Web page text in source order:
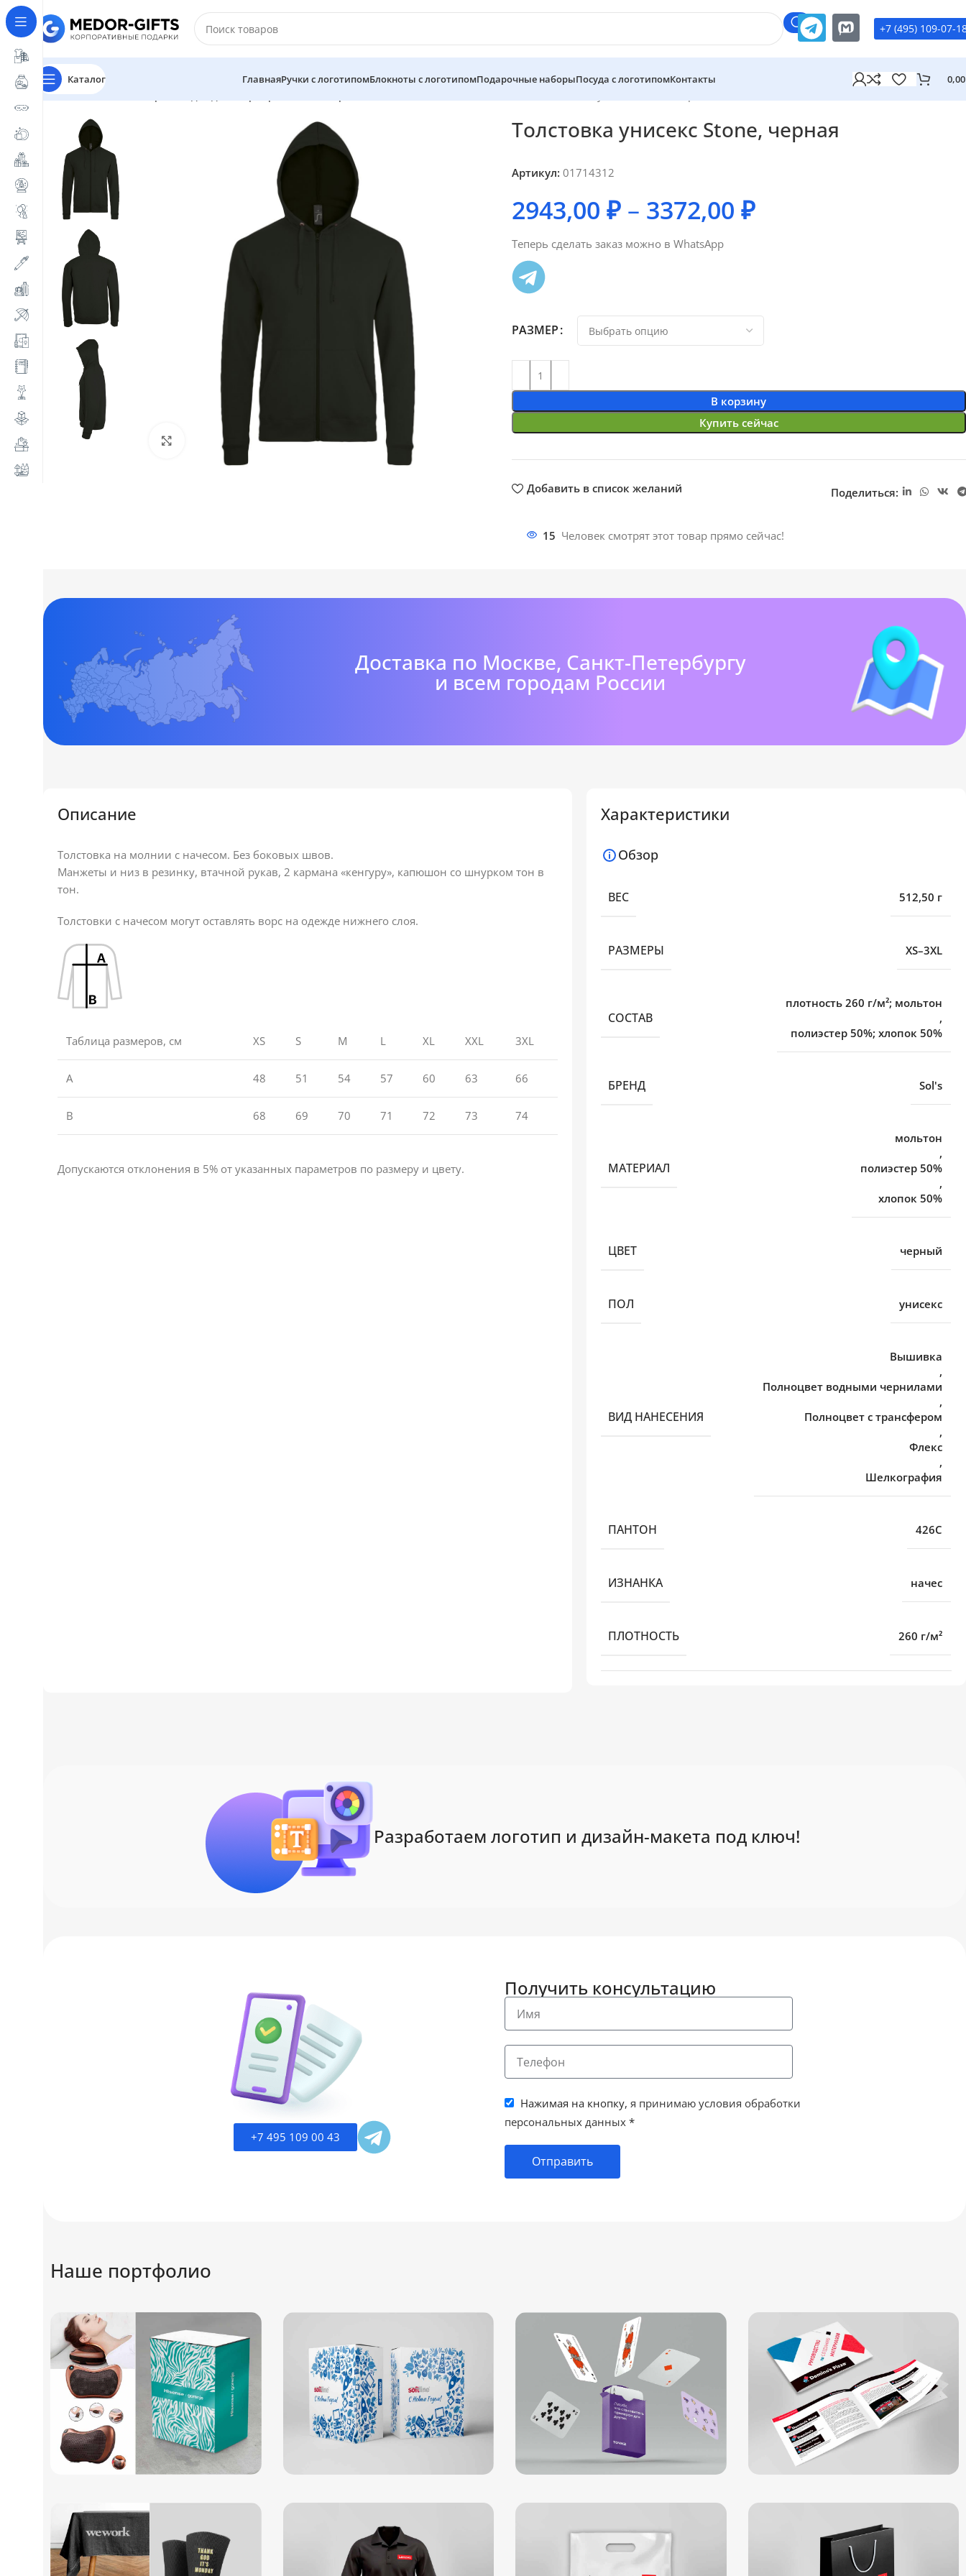
+7 (495) 109-07-
Каталог ГлавнаяРучки с логотипомБлокноты с логотипомПодарочные наборыПосуда с логотипомКонтакты
Главная Магазин
Нажмите, чтобы увеличить
Толстовка унисекс Stone, черная
Артикул: 01714312
2943,00 ₽– 3372,00 ₽
Теперь сделать заказ можно в WhatsApp
РАЗМЕР
В корзину
Купить сейчас
Добавить в список желаний Поделиться:
15 Человек смотрят этот товар прямо сейчас!
Доставка по Москве, Санкт-Петербургу
и всем городам России
Описание
Толстовка на молнии с начесом. Без боковых швов.
Манжеты и низ в резинку, втачной рукав, 2 кармана «кенгуру», капюшон со шнурком тон в
тон.
Толстовки с начесом могут оставлять ворс на одежде нижнего слоя.
Таблица размеров, см XS S M L XL XXL 3XL
A 48 51 54 57 60 63 66
B 68 69 70 71 72 73 74
Допускаются отклонения в 5% от указанных параметров по размеру и цвету.
Характеристики
Обзор
ВЕС 512,50 г
РАЗМЕРЫ XS–3XL
СОСТАВ
плотность 260 г/м²; мольтон
,
полиэстер 50%; хлопок 50%
БРЕНД Sol's
МАТЕРИАЛ
мольтон
,
полиэстер 50%
,
хлопок 50%
ЦВЕТ черный
ПОЛ унисекс
ВИД НАНЕСЕНИЯ
Вышивка
,
Полноцвет водными чернилами
,
Полноцвет с трансфером
,
Флекс
,
Шелкография
ПАНТОН 426C
ИЗНАНКА начес
ПЛОТНОСТЬ 260 г/м²
Разработаем логотип и дизайн-макета под ключ!
+7 495 109 00 43
Получить консультацию
Нажимая на кнопку, я принимаю условия обработки
персональных данных *
Отправить
Наше портфолио